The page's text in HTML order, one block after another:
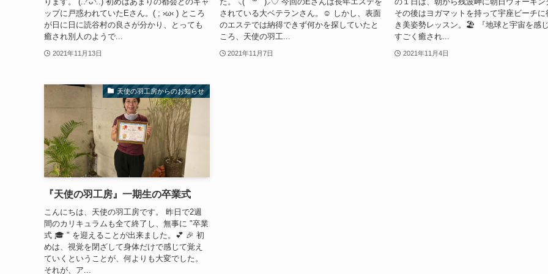
ップに戸惑われていたEさん。( ; ›ω‹ ) ところ
が日に日に読谷村の良さが分かり、とっても
癒され別人のようで...
2021年11月13日
されている大ベテランさん。☺️ しかし、表面
のエステでは納得できず何かを探していたと
ころ、天使の羽工...
2021年11月7日
その後はヨガマットを持って宇座ビーチに
き美姿勢レッスン。🏖 『地球と宇宙を感
すごく癒され...
2021年11月4日
天使の羽工房からのお知らせ
『天使の羽工房』一期生の卒業式
こんにちは、天使の羽工房です。 昨日で2週
間のカリキュラムも全て終了し、無事に "卒業
式 🎓 " を迎えることが出来ました。💕 🎉 初
めは、視覚を閉ざして身体だけで感じて覚え
ていくということが、何よりも大変でした。
それが、ア...